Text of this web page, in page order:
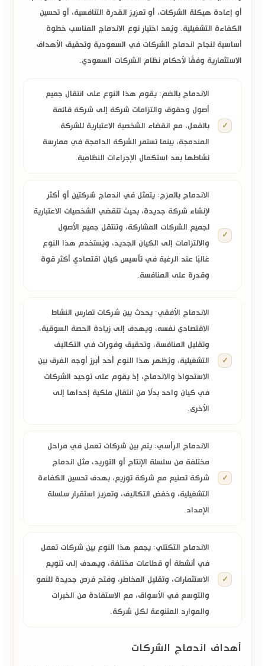
أو إعادة هيكلة الشركات، أو تعزيز القدرة التنافسية، أو تحسين
الكفاءة التشغيلية. ويُعد اختيار نوع الاندماج المناسب خطوة
أساسية لنجاح اندماج الشركات في السعودية وتحقيق الأهداف
الاستثمارية وفقًا لأحكام نظام الشركات السعودي.
الاندماج بالضم: يقوم هذا النوع على انتقال جميع
أصول وحقوق والتزامات شركة إلى شركة قائمة
بالفعل، مع انقضاء الشخصية الاعتبارية للشركة
المندمجة، بينما تستمر الشركة الدامجة في ممارسة
نشاطها بعد استكمال الإجراءات النظامية.
الاندماج بالمزج: يتمثل في اندماج شركتين أو أكثر
لإنشاء شركة جديدة، بحيث تنقضي الشخصيات الاعتبارية
لجميع الشركات المشاركة، وتنتقل جميع الأصول
والالتزامات إلى الكيان الجديد، ويُستخدم هذا النوع
غالبًا عند الرغبة في تأسيس كيان اقتصادي أكثر قوة
وقدرة على المنافسة.
الاندماج الأفقي: يحدث بين شركات تمارس النشاط
الاقتصادي نفسه، ويهدف إلى زيادة الحصة السوقية،
وتقليل المنافسة، وتحقيق وفورات في التكاليف
التشغيلية، ويُظهر هذا النوع أحد أبرز أوجه الفرق بين
الاستحواذ والاندماج، إذ يقوم على توحيد الشركات
في كيان واحد بدلًا من انتقال ملكية إحداها إلى
الأخرى.
الاندماج الرأسي: يتم بين شركات تعمل في مراحل
مختلفة من سلسلة الإنتاج أو التوريد، مثل اندماج
شركة تصنيع مع شركة توزيع، بهدف تحسين الكفاءة
التشغيلية، وخفض التكاليف، وتعزيز استقرار سلسلة
الإمداد.
الاندماج التكتلي: يجمع هذا النوع بين شركات تعمل
في أنشطة أو قطاعات مختلفة، ويهدف إلى تنويع
الاستثمارات، وتقليل المخاطر، وفتح فرص جديدة للنمو
والتوسع في الأسواق، مع الاستفادة من الخبرات
والموارد المتنوعة لكل شركة.
أهداف اندماج الشركات